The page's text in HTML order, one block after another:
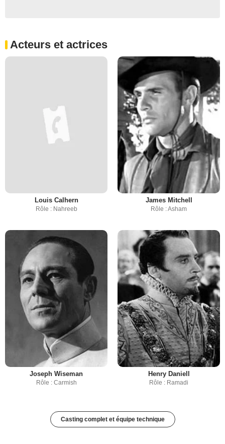
Acteurs et actrices
Louis Calhern
Rôle : Nahreeb
James Mitchell
Rôle : Asham
Joseph Wiseman
Rôle : Carmish
Henry Daniell
Rôle : Ramadi
Casting complet et équipe technique